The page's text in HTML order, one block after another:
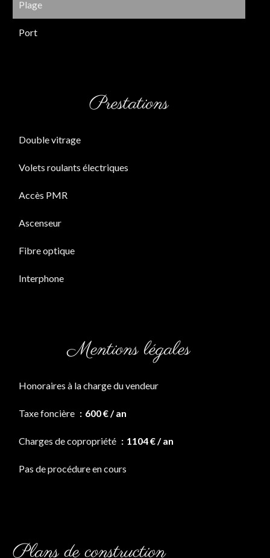
Plage
Port
Prestations
Double vitrage
Volets roulants électriques
Accès PMR
Ascenseur
Fibre optique
Interphone
Mentions légales
Honoraires à la charge du vendeur
Taxe foncière 600 € / an
Charges de copropriété 1104 € / an
Pas de procédure en cours
Plans de construction